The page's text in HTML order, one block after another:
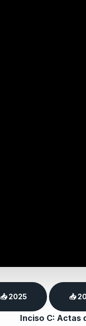
📥 2025 📥
Inciso C: Actas